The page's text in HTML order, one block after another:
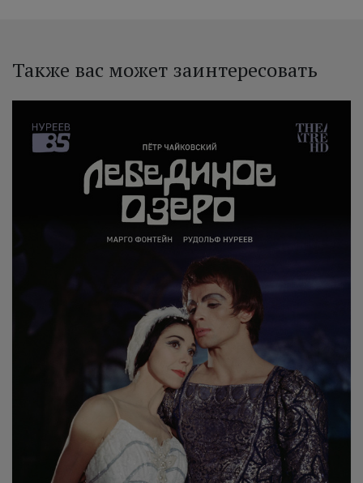
Также вас может заинтересовать